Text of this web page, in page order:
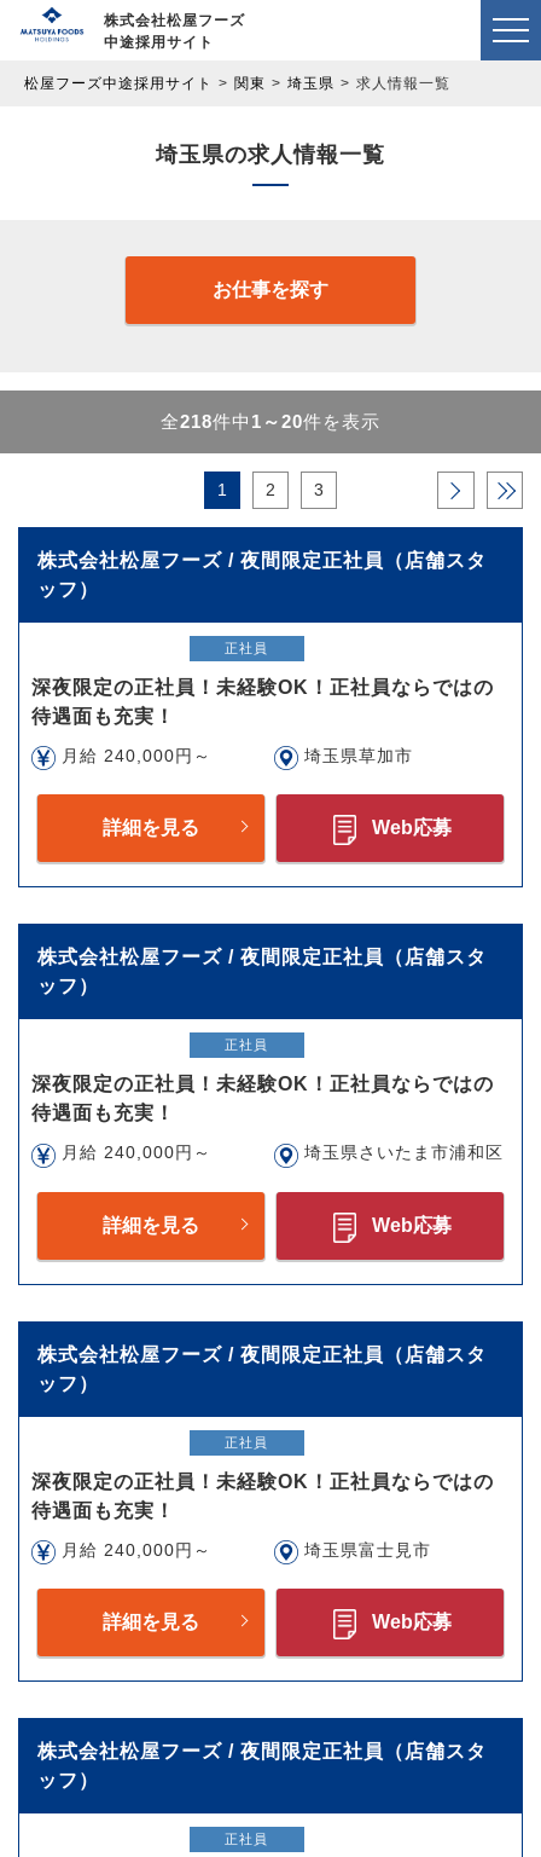
株式会社松屋フーズ
中途採用サイト
松屋フーズ中途採用サイト 関東 埼玉県 求人情報一覧
埼玉県の求人情報一覧
お仕事を探す
全218件中 1～20件を表示
1 2 3 › »
株式会社松屋フーズ / 夜間限定正社員（店舗スタ
ッフ）
正社員
深夜限定の正社員！未経験OK！正社員ならではの
待遇面も充実！
月給 240,000円～ 埼玉県草加市
詳細を見る Web応募
株式会社松屋フーズ / 夜間限定正社員（店舗スタ
ッフ）
正社員
深夜限定の正社員！未経験OK！正社員ならではの
待遇面も充実！
月給 240,000円～ 埼玉県さいたま市浦和区
詳細を見る Web応募
株式会社松屋フーズ / 夜間限定正社員（店舗スタ
ッフ）
正社員
深夜限定の正社員！未経験OK！正社員ならではの
待遇面も充実！
月給 240,000円～ 埼玉県富士見市
詳細を見る Web応募
株式会社松屋フーズ / 夜間限定正社員（店舗スタ
ッフ）
正社員